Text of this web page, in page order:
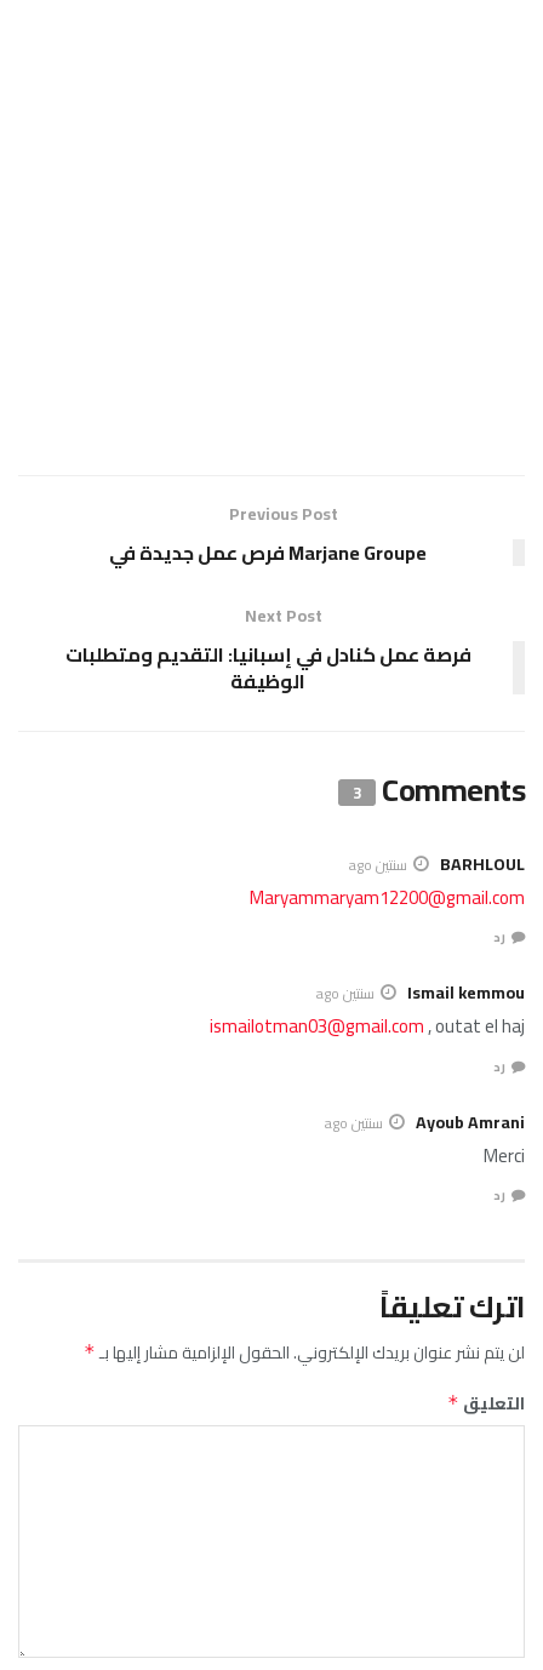
Previous Post
Marjane Groupe فرص عمل جديدة في
Next Post
فرصة عمل كنادل في إسبانيا: التقديم ومتطلبات
الوظيفة
Comments
3
BARHLOUL سنتين ago
Maryammaryam12200@gmail.com
رد
Ismail kemmou سنتين ago
ismailotman03@gmail.com, outat el haj
رد
Ayoub Amrani سنتين ago
Merci
رد
اترك تعليقاً
لن يتم نشر عنوان بريدك الإلكتروني.الحقول الإلزامية مشار إليها بـ*
التعليق *